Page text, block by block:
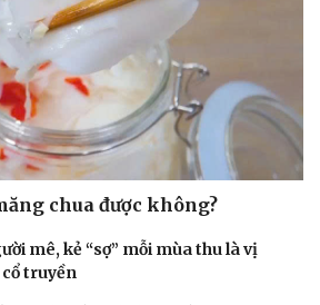
Đọc truyện đêm khuya
Cửa sổ tình yêu
Kể chuyện cho bé
Hạt giống tâm hồn
chua được không?
mê, kẻ “sợ” mỗi mùa thu là vị
truyền